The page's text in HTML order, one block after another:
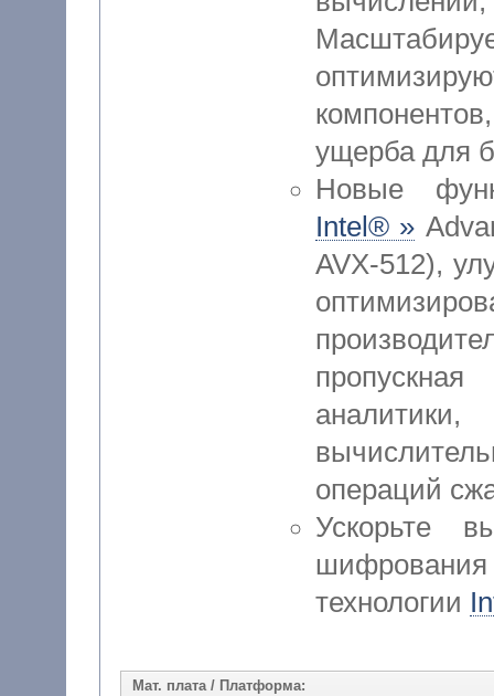
ущерба для
Новые
Intel® »
AVX-512),
операций
Ускорьте
технологии
Мат. плата / Платформа: